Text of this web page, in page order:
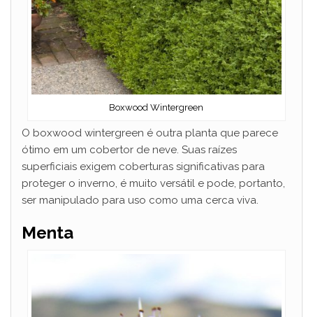
Boxwood Wintergreen
O boxwood wintergreen é outra planta que parece
ótimo em um cobertor de neve. Suas raízes
superficiais exigem coberturas significativas para
proteger o inverno, é muito versátil e pode, portanto,
ser manipulado para uso como uma cerca viva.
Menta